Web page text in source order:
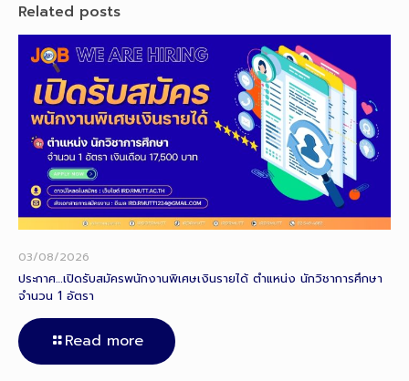
Related posts
03/08/2026
ประกาศ…เปิดรับสมัครพนักงานพิเศษเงินรายได้ ตำแหน่ง นักวิชาการศึกษา
จำนวน 1 อัตรา
Read more